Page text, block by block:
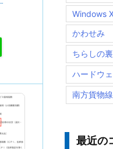
Windows
かわせみ
ちらしの裏
ハードウ
南方貨物線
最近の